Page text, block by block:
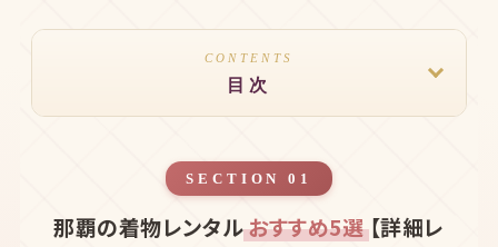
CONTENTS
目次
SECTION 01
那覇の着物レンタルおすすめ5選【詳細レ